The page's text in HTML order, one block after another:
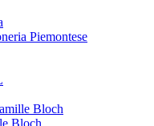
Piemontese
Bloch